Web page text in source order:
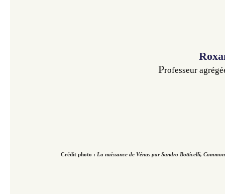
Professeur
Crédit photo : La naissance de Vénus par Sandro Botticelli,